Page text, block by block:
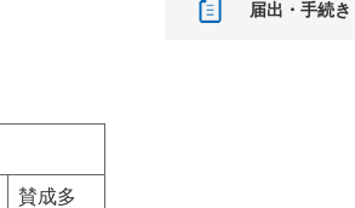
賛成多
届出・手続き